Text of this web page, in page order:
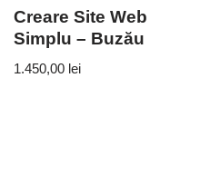
Creare Site Web
Simplu – Buzău
1.450,00 lei